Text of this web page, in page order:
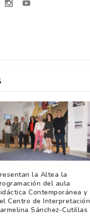
la Altea la
del aula
Contemporánea y
Centro de Interpretación
Sánchez-Cutillas